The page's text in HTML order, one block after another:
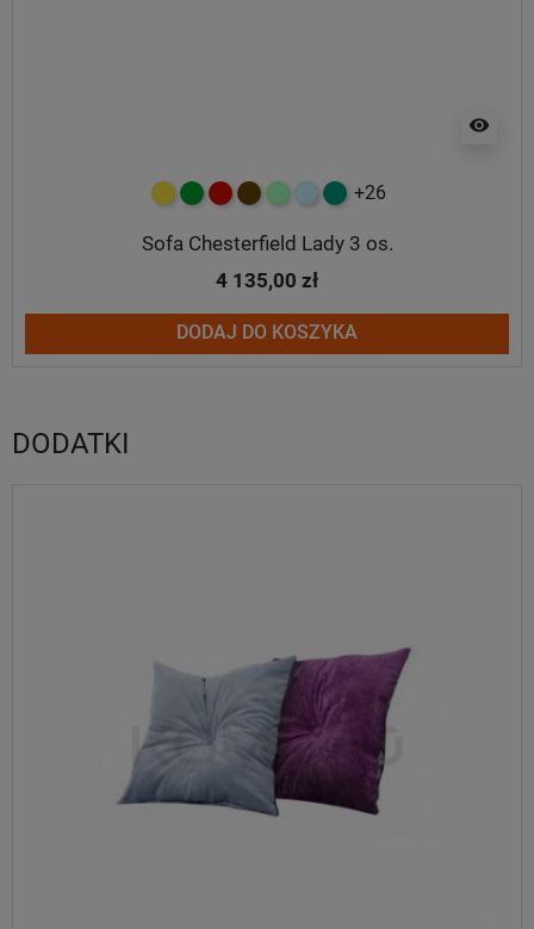
visibility
żółtyzielonyczerwony
czekoladowy
miętowybłękitny
turkusowy
+26
Sofa Chesterfield Lady 3 os.
4 135,00 zł
DODAJ DO KOSZYKA
DODATKI